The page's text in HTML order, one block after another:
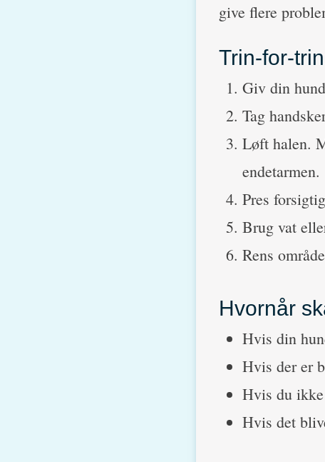
give flere
Trin-for-
Giv din
Tag
Løft halen.
endetarmen.
Pres
Brug vat
Rens
Hvornår
Hvis din
Hvis der er
Hvis du
Hvis det